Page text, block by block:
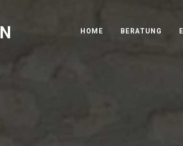
HOME BERATUNG